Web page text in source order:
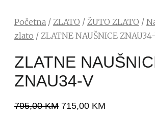
Početna / ZLATO / ŽUTO ZLATO /
zlato / ZLATNE NAUŠNICE
ZLATNE
ZNAU34-V
795,00KM 715,00 KM